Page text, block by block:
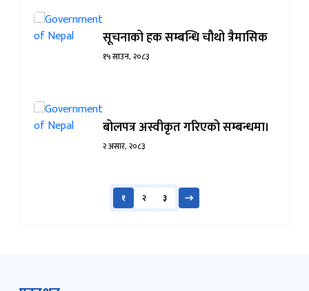
सूचनाको हक सम्बन्धि चौथो त्रैमासिक
१५ साउन, २०८३
बोलपत्र अस्वीकृत गरिएको सम्बन्धमा।
२ असार, २०८३
१ २ ३